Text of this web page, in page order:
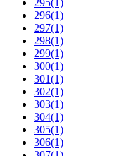
296(1)
297(1)
298(1)
299(1)
300(1)
301(1)
302(1)
303(1)
304(1)
305(1)
306(1)